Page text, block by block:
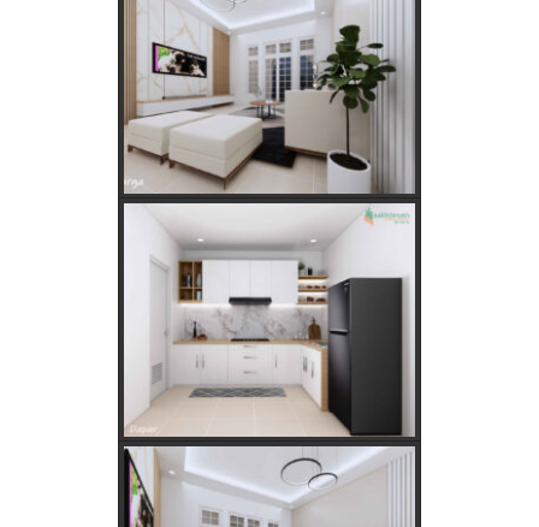
Keajaiban Lukisan Panen Padi dalam Feng Shui
Mimpi Tikus Masuk Rumah: Apa Makna Sebenarnya?
Fungsi dan Ukuran MCB dalam Sistem Kelistrikan
Apakah Feng Shui Buruk Jika Memiliki Tanaman Hias
Golongan Tarif Listrik PLN dan Cara Mengecek Daya
Listrik di Rumah
Kebutuhan Listrik anda Besar perlu Daya Listrik
PLN 3 Phase!